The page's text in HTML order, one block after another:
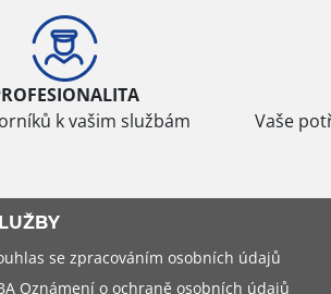
k vašim službám
Vaše
se zpracováním osobních údajů
Oznámení o ochraně osobních údajů